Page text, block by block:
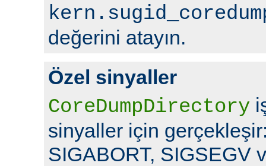
değerini atayın.
Özel sinyaller
CoreDumpDirectory
sinyaller için
SIGABORT, SIGSEGV